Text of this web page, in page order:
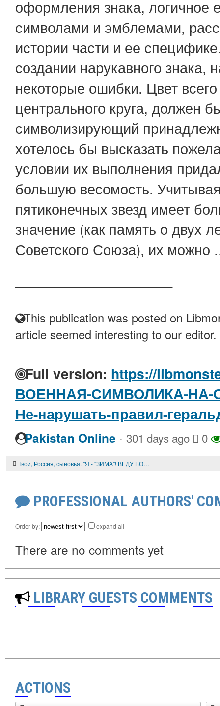
оформления знака, логичное
символами и эмблемами,
истории части и ее
создании нарукавного
некоторые ошибки. Цвет
центрального круга, должен
символизирующий
хотелось бы высказать
условии их выполнения
большую весомость.
пятиконечных звезд имеет
значение (как память о двух
Советского Союза), их можно
This publication was posted on
article seemed interesting to our editor.
Full version: https://
ВОЕННАЯ-СИМВОЛИКА-НА-
Не-нарушать-правил-
Pakistan Online · 301 days ago 0
Твои, Россия, сыновья. "Я - "ЗИМА"! ВЕДУ БОЙ..."
PROFESSIONAL AUTHORS'
Order by: expand all
There are no comments yet
LIBRARY GUESTS COMMENTS
ACTIONS